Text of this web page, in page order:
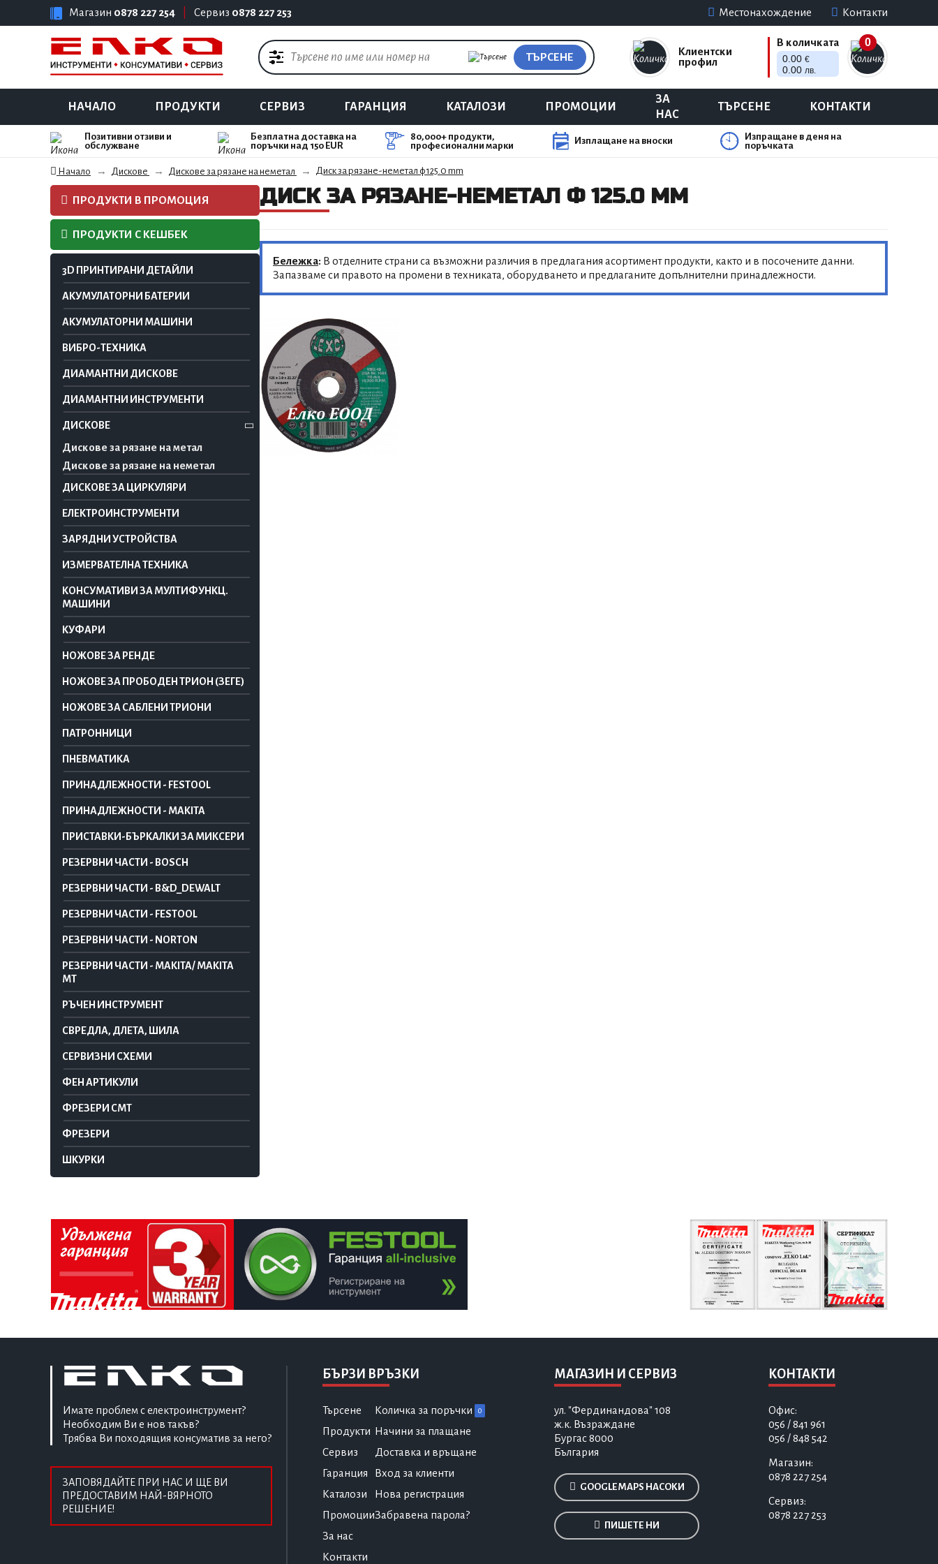
Магазин 0878 227 254 Сервиз 0878 227 253 Местонахождение Контакти
ТЪРСЕНЕ
Клиентски
профил
0
В количката
0.00 €
0.00 лв.
НАЧАЛО ПРОДУКТИ СЕРВИЗ ГАРАНЦИЯ КАТАЛОЗИ ПРОМОЦИИ
ЗА
НАС
ТЪРСЕНЕ КОНТАКТИ
Позитивни отзиви и
обслужване
Безплатна доставка на
поръчки над 150 EUR
80,000+ продукти,
професионални марки
Изплащане на вноски
Изпращане в деня на
поръчката
Начало Дискове Дискове за рязане на неметал Диск за рязане-неметал ф 125.0 mm
ПРОДУКТИ В ПРОМОЦИЯ
ПРОДУКТИ С КЕШБЕК
3D ПРИНТИРАНИ ДЕТАЙЛИ
АКУМУЛАТОРНИ БАТЕРИИ
АКУМУЛАТОРНИ МАШИНИ
ВИБРО-ТЕХНИКА
ДИАМАНТНИ ДИСКОВЕ
ДИАМАНТНИ ИНСТРУМЕНТИ
ДИСКОВЕ
Дискове за рязане на метал
Дискове за рязане на неметал
ДИСКОВЕ ЗА ЦИРКУЛЯРИ
ЕЛЕКТРОИНСТРУМЕНТИ
ЗАРЯДНИ УСТРОЙСТВА
ИЗМЕРВАТЕЛНА ТЕХНИКА
КОНСУМАТИВИ ЗА МУЛТИФУНКЦ.
МАШИНИ
КУФАРИ
НОЖОВЕ ЗА РЕНДЕ
НОЖОВЕ ЗА ПРОБОДЕН ТРИОН (ЗЕГЕ)
НОЖОВЕ ЗА САБЛЕНИ ТРИОНИ
ПАТРОННИЦИ
ПНЕВМАТИКА
ПРИНАДЛЕЖНОСТИ - FESTOOL
ПРИНАДЛЕЖНОСТИ - MAKITA
ПРИСТАВКИ-БЪРКАЛКИ ЗА МИКСЕРИ
РЕЗЕРВНИ ЧАСТИ - BOSCH
РЕЗЕРВНИ ЧАСТИ - B&D_DEWALT
РЕЗЕРВНИ ЧАСТИ - FESTOOL
РЕЗЕРВНИ ЧАСТИ - NORTON
РЕЗЕРВНИ ЧАСТИ - MAKITA/ MAKITA
MT
РЪЧЕН ИНСТРУМЕНТ
СВРЕДЛА, ДЛЕТА, ШИЛА
СЕРВИЗНИ СХЕМИ
ФЕН АРТИКУЛИ
ФРЕЗЕРИ CMT
ФРЕЗЕРИ
ШКУРКИ
ДИСК ЗА РЯЗАНЕ-НЕМЕТАЛ Ф 125.0 MM
Бележка: В отделните страни са възможни различия в предлагания асортимент продукти, както и в посочените данни.
Запазваме си правото на промени в техниката, оборудването и предлаганите допълнителни принадлежности.
Имате проблем с електроинструмент?
Необходим Ви е нов такъв?
Трябва Ви походящия консуматив за него?
ЗАПОВЯДАЙТЕ ПРИ НАС И ЩЕ ВИ
ПРЕДОСТАВИМ НАЙ-ВЯРНОТО
РЕШЕНИЕ!
БЪРЗИ ВРЪЗКИ
Търсене
Продукти
Сервиз
Гаранция
Каталози
Промоции
За нас
Контакти
Количка за поръчки 0
Начини за плащане
Доставка и връщане
Вход за клиенти
Нова регистрация
Забравена парола?
МАГАЗИН И СЕРВИЗ
ул. "Фердинандова" 108
ж.к. Възраждане
Бургас 8000
България
GOOGLE MAPS НАСОКИ
ПИШЕТЕ НИ
КОНТАКТИ
Офис:
056 / 841 961
056 / 848 542
Магазин:
0878 227 254
Сервиз:
0878 227 253